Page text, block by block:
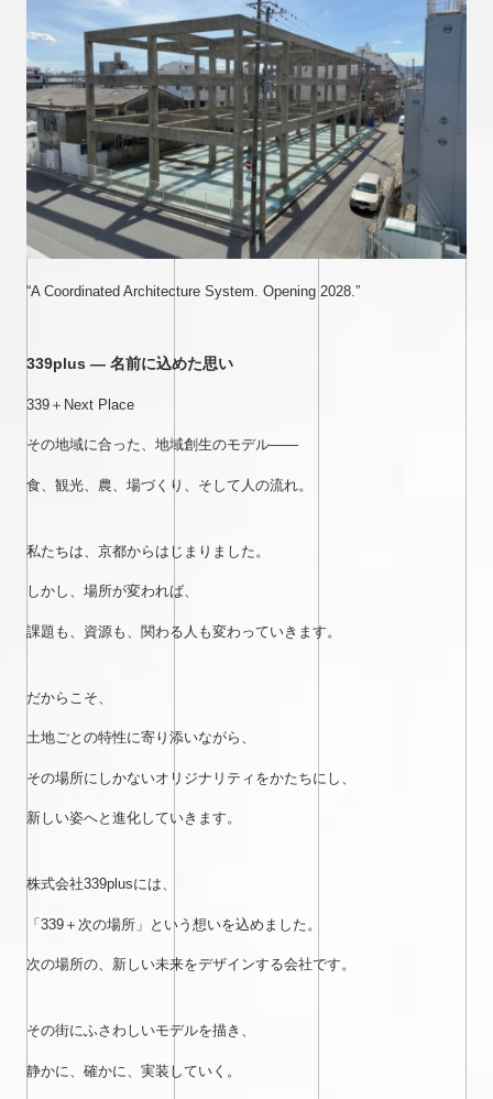
“A Coordinated Architecture System. Opening 2028.”
339plus ― 名前に込めた思い
339＋Next Place
その地域に合った、地域創生のモデル——
食、観光、農、場づくり、そして人の流れ。
私たちは、京都からはじまりました。
しかし、場所が変われば、
課題も、資源も、関わる人も変わっていきます。
だからこそ、
土地ごとの特性に寄り添いながら、
その場所にしかないオリジナリティをかたちにし、
新しい姿へと進化していきます。
株式会社339plusには、
「339＋次の場所」という想いを込めました。
次の場所の、新しい未来をデザインする会社です。
その街にふさわしいモデルを描き、
静かに、確かに、実装していく。